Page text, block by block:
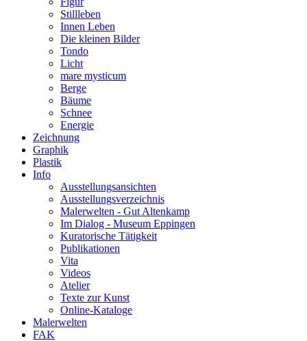
Stillleben
Innen Leben
Die kleinen Bilder
Tondo
Licht
mare mysticum
Berge
Bäume
Schnee
Energie
Zeichnung
Graphik
Plastik
Info
Ausstellungsansichten
Ausstellungsverzeichnis
Malerwelten - Gut Altenkamp
Im Dialog - Museum Eppingen
Kuratorische Tätigkeit
Publikationen
Vita
Videos
Atelier
Texte zur Kunst
Online-Kataloge
Malerwelten
FAK